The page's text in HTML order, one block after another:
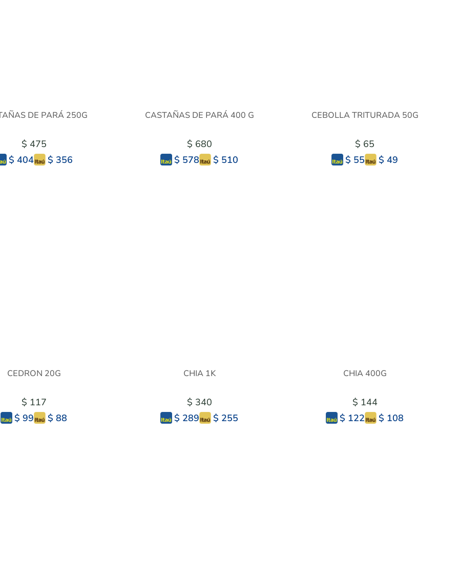
DE PARÁ 250G
$ 475
$ 404
$ 356
CASTAÑAS DE PARÁ 400 G
$ 680
$ 578
$ 510
CEBOLLA TRITURADA 50G
$ 65
$ 55
$ 49
CEDRON 20G
$ 117
$ 99
$ 88
CHIA 1K
$ 340
$ 289
$ 255
CHIA 400G
$ 144
$ 122
$ 108